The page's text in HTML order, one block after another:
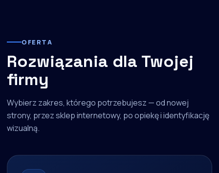
OFERTA
Rozwiązania dla Twojej
firmy
Wybierz zakres, którego potrzebujesz — od nowej
strony, przez sklep internetowy, po opiekę i identyfikację
wizualną.